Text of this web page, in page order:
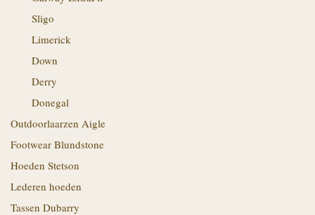
Sligo
Limerick
Down
Derry
Donegal
Outdoorlaarzen Aigle
Footwear Blundstone
Hoeden Stetson
Lederen hoeden
Tassen Dubarry